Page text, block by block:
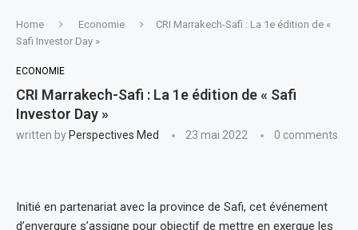
Home Economie
CRI Marrakech-Safi : La 1e édition de «
Safi Investor Day »
ECONOMIE
CRI Marrakech-Safi : La 1e édition de « Safi
Investor Day »
written by Perspectives Med 23 mai 2022 0 comments
Initié en partenariat avec la province de Safi, cet événement
d’envergure s’assigne pour objectif de mettre en exergue les